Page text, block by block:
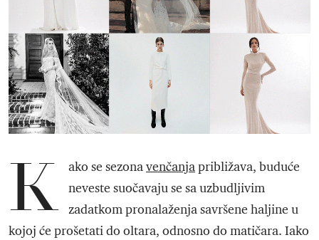
K ako se sezonavenčanjapribližava, buduće
neveste suočavaju se sa uzbudljivim
zadatkom pronalaženja savršene haljine u
kojoj će prošetati do oltara, odnosno do matičara. Iako